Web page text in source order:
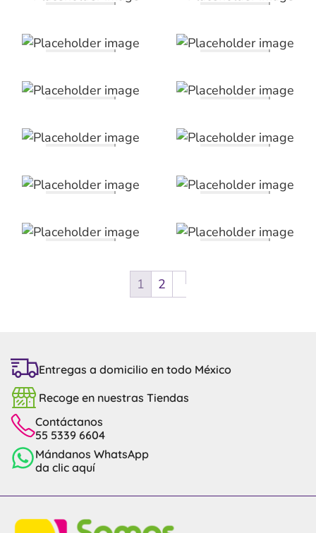
1 2
Entregas a domicilio en todo México
Recoge en nuestras Tiendas
Contáctanos
55 5339 6604
Mándanos WhatsApp
da clic aquí